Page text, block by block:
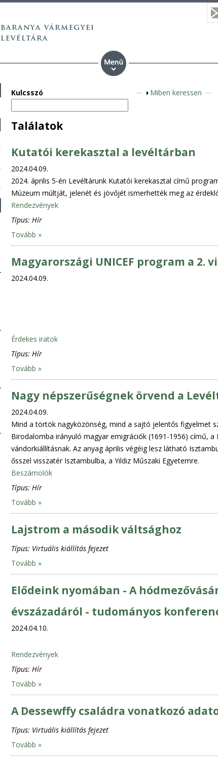
Kulcsszó
A
g
n
Miben keressen
Találatok
Kutatói kerekasztal a levéltárban
2024.04.09.
2024. április 5-én Levéltárunk Kutatói kerekasztal című
Múzeum múltját, jelenét és jövőjét ismerhették meg az
Rendezvények
Típus: Hír
Tovább »
Magyarországi UNICEF program a 2.
2024.04.09.
Érdekes iratok
Típus: Hír
Tovább »
Nagy népszerűségnek örvend a
2024.04.09.
Mind a törtök nagyközönség, mind a sajtó jelentős figyelmet
Birodalomba irányuló magyar emigrációk (1691-1956) című,
vándorkiállításnak. Az anyag április végéig lesz látható
ősszel visszatér Isztambulba, a Yıldız Műszaki Egyetemre.
Beszámolók
Típus: Hír
Tovább »
Lajstrom a második váltsághoz
Típus: Virtuális kiállítás fejezet
Tovább »
Elődeink nyomában - A
évszázadáról - tudományos
2024.04.10.
Rendezvények
Típus: Hír
Tovább »
A Dessewffy családra vonatkozó
Típus: Virtuális kiállítás fejezet
Tovább »